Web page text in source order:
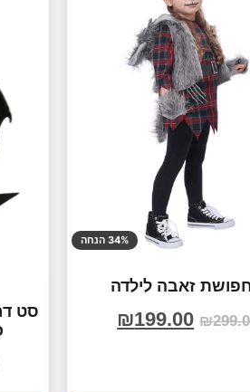
34% הנחה
זאבה לילדה
₪
₪199.00